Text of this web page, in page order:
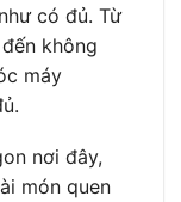
có đủ. Từ
không
máy
nơi đây,
món quen